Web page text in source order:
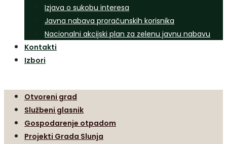
Izjava o sukobu interesa
Javna nabava proračunskih korisnika
Nacionalni akcijski plan za zelenu javnu nabavu
Kontakti
Izbori
Otvoreni grad
Službeni glasnik
Gospodarenje otpadom
Projekti Grada Slunja